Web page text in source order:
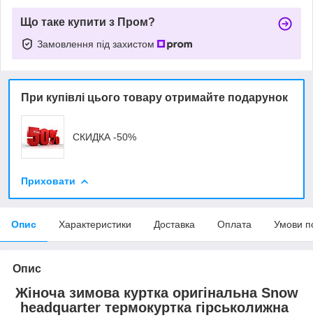
Що таке купити з Пром?
Замовлення під захистом
При купівлі цього товару отримайте подарунок
СКИДКА -50%
Приховати
Опис Характеристики Доставка Оплата Умови
Опис
Жіноча зимова куртка оригінальна Snow
headquarter термокуртка гірськолижна